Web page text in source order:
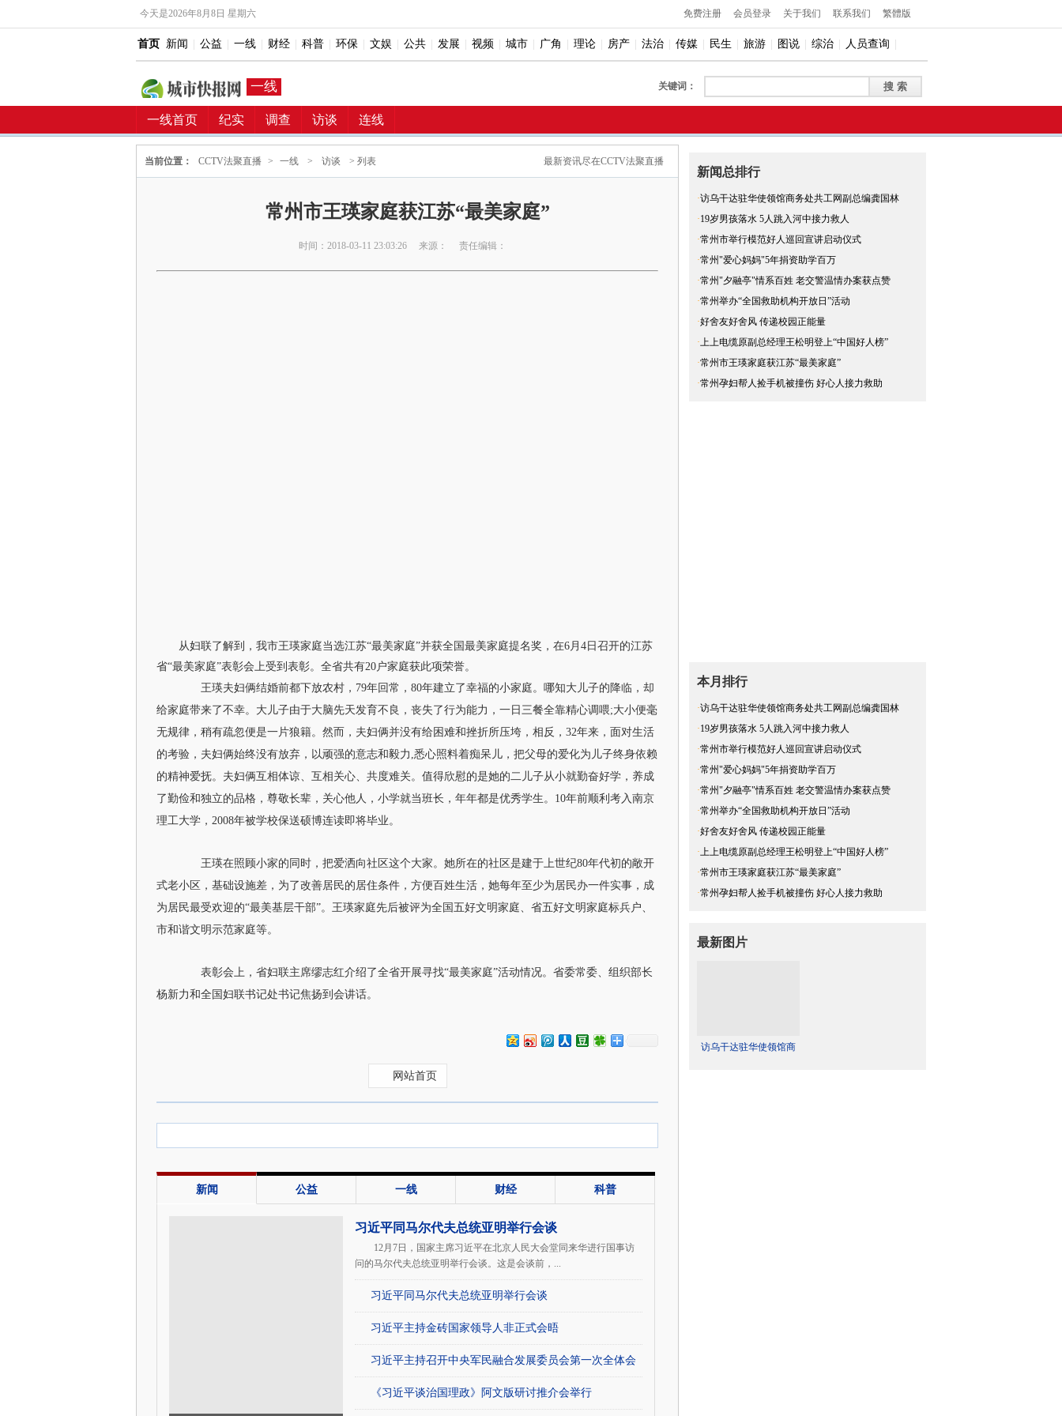
今天是2026年8月8日 星期六 免费注册 会员登录 关于我们 联系我们 繁體版
首页 新闻 公益 一线 财经 科普 环保 文娱 公共 发展 视频 城市 广角 理论 房产 法治 传媒 民生 旅游 图说 综治 人员查询
一线 关键词：
一线首页 纪实 调查 访谈 连线
最新资讯尽在CCTV法聚直播
当前位置： CCTV法聚直播 > 一线 > 访谈 > 列表
常州市王瑛家庭获江苏“最美家庭”
时间：2018-03-11 23:03:26 来源： 责任编辑：
从妇联了解到，我市王瑛家庭当选江苏“最美家庭”并获全国最美家庭提名奖，在6月4日召开的江苏
省“最美家庭”表彰会上受到表彰。全省共有20户家庭获此项荣誉。
王瑛夫妇俩结婚前都下放农村，79年回常，80年建立了幸福的小家庭。哪知大儿子的降临，却
给家庭带来了不幸。大儿子由于大脑先天发育不良，丧失了行为能力，一日三餐全靠精心调喂;大小便毫
无规律，稍有疏忽便是一片狼籍。然而，夫妇俩并没有给困难和挫折所压垮，相反，32年来，面对生活
的考验，夫妇俩始终没有放弃，以顽强的意志和毅力,悉心照料着痴呆儿，把父母的爱化为儿子终身依赖
的精神爱抚。夫妇俩互相体谅、互相关心、共度难关。值得欣慰的是她的二儿子从小就勤奋好学，养成
了勤俭和独立的品格，尊敬长辈，关心他人，小学就当班长，年年都是优秀学生。10年前顺利考入南京
理工大学，2008年被学校保送硕博连读即将毕业。
王瑛在照顾小家的同时，把爱洒向社区这个大家。她所在的社区是建于上世纪80年代初的敞开
式老小区，基础设施差，为了改善居民的居住条件，方便百姓生活，她每年至少为居民办一件实事，成
为居民最受欢迎的“最美基层干部”。王瑛家庭先后被评为全国五好文明家庭、省五好文明家庭标兵户、
市和谐文明示范家庭等。
表彰会上，省妇联主席缪志红介绍了全省开展寻找“最美家庭”活动情况。省委常委、组织部长
杨新力和全国妇联书记处书记焦扬到会讲话。
网站首页
新闻 公益 一线 财经 科普
习近平同马尔代夫总统亚明举行会谈
12月7日，国家主席习近平在北京人民大会堂同来华进行国事访
问的马尔代夫总统亚明举行会谈。这是会谈前，...
习近平同马尔代夫总统亚明举行会谈
习近平主持金砖国家领导人非正式会晤
习近平主持召开中央军民融合发展委员会第一次全体会
《习近平谈治国理政》阿文版研讨推介会举行
新闻总排行
·访乌干达驻华使领馆商务处共工网副总编龚国林
·19岁男孩落水 5人跳入河中接力救人
·常州市举行模范好人巡回宣讲启动仪式
·常州"爱心妈妈"5年捐资助学百万
·常州"夕融亭"情系百姓 老交警温情办案获点赞
·常州举办“全国救助机构开放日”活动
·好舍友好舍风 传递校园正能量
·上上电缆原副总经理王松明登上“中国好人榜”
·常州市王瑛家庭获江苏“最美家庭”
·常州孕妇帮人捡手机被撞伤 好心人接力救助
本月排行
·访乌干达驻华使领馆商务处共工网副总编龚国林
·19岁男孩落水 5人跳入河中接力救人
·常州市举行模范好人巡回宣讲启动仪式
·常州"爱心妈妈"5年捐资助学百万
·常州"夕融亭"情系百姓 老交警温情办案获点赞
·常州举办“全国救助机构开放日”活动
·好舍友好舍风 传递校园正能量
·上上电缆原副总经理王松明登上“中国好人榜”
·常州市王瑛家庭获江苏“最美家庭”
·常州孕妇帮人捡手机被撞伤 好心人接力救助
最新图片
访乌干达驻华使领馆商